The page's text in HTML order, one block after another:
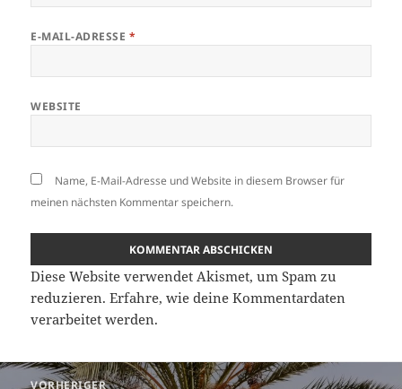
E-MAIL-ADRESSE *
WEBSITE
Name, E-Mail-Adresse und Website in diesem Browser für
meinen nächsten Kommentar speichern.
Diese Website verwendet Akismet, um Spam zu
reduzieren.Erfahre, wie deine Kommentardaten
verarbeitet werden.
Beitragsnavigation
VORHERIGER